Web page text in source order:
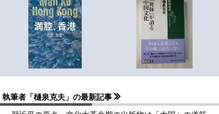
執筆者「樋泉克夫」の最新記事